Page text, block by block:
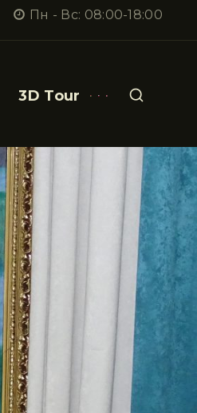
Пн - Вс: 08:00-18:00
3D Tour